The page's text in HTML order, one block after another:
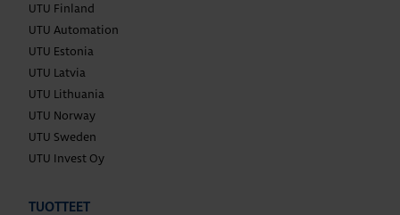
UTU Finland
UTU Automation
UTU Estonia
UTU Latvia
UTU Lithuania
UTU Norway
UTU Sweden
UTU Invest Oy
TUOTTEET